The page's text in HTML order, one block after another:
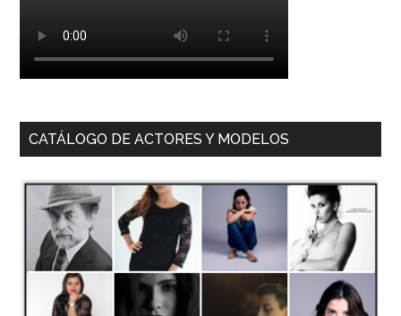
CATÁLOGO DE ACTORES Y MODELOS